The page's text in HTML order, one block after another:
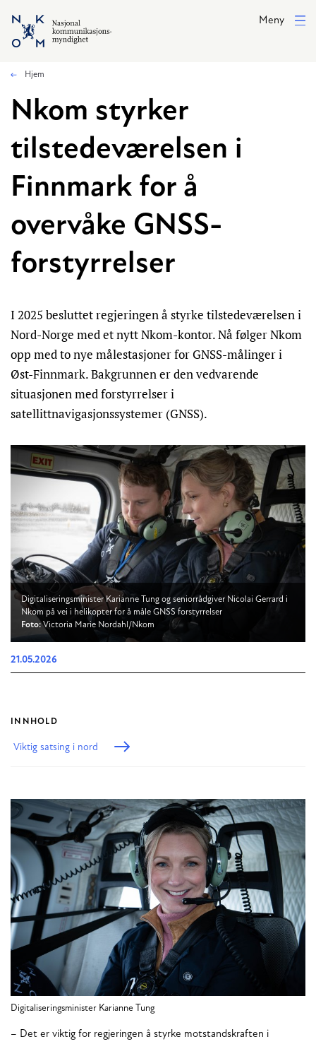
Hopp til hovedinnhold
Meny
Hjem
Nkom styrker
tilstedeværelsen i
Finnmark for å
overvåke GNSS-
forstyrrelser
I 2025 besluttet regjeringen å styrke tilstedeværelsen i
Nord-Norge med et nytt Nkom-kontor. Nå følger Nkom
opp med to nye målestasjoner for GNSS-målinger i
Øst-Finnmark. Bakgrunnen er den vedvarende
situasjonen med forstyrrelser i
satellittnavigasjonssystemer (GNSS).
Digitaliseringsminister Karianne Tung og seniorrådgiver Nicolai Gerrard i
Nkom på vei i helikopter for å måle GNSS forstyrrelser
Foto:Victoria Marie Nordahl/Nkom
21.05.2026
INNHOLD
Viktig satsing i nord
Digitaliseringsminister Karianne Tung
– Det er viktig for regjeringen å styrke motstandskraften i